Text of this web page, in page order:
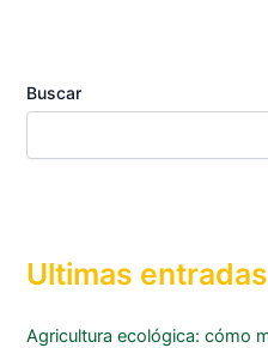
Buscar
Ultimas entradas
Agricultura ecológica: cómo